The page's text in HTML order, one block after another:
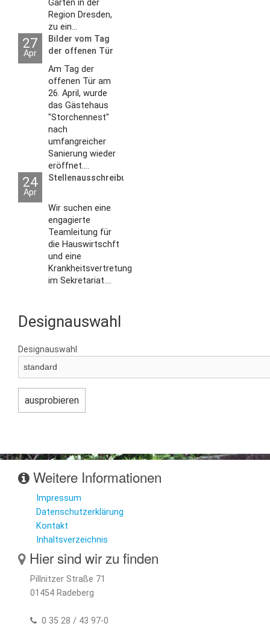
Gärten in der
Region Dresden,
zu ein...
27
Apr
Bilder vom Tag
der offenen Tür
2026
Am Tag der
offenen Tür am
26. April, wurde
das Gästehaus
"Storchennest"
nach
umfangreicher
Sanierung wieder
eröffnet....
24
Apr
Stellenausschreibungen
Wir suchen eine
engagierte
Teamleitung für
die Hauswirtschft
und eine
Krankheitsvertretung
im Sekretariat....
Designauswahl
Designauswahl
Weitere Informationen
Impressum
Datenschutzerklärung
Kontakt
Inhaltsverzeichnis
Hier sind wir zu finden
Pillnitzer Straße 71
01454 Radeberg
0 35 28 / 43 97-0